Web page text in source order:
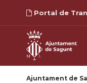
Portal de
Ajuntament de